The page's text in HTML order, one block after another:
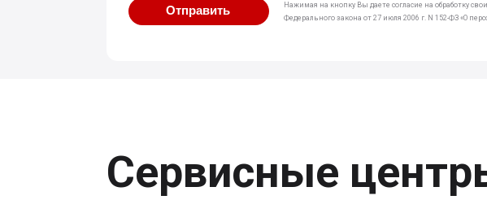
Отправить
Нажимая на кнопку Вы даете согласие на обработку
Федерального закона от 27 июля 2006 г. N 152-ФЗ «О
Сервисные